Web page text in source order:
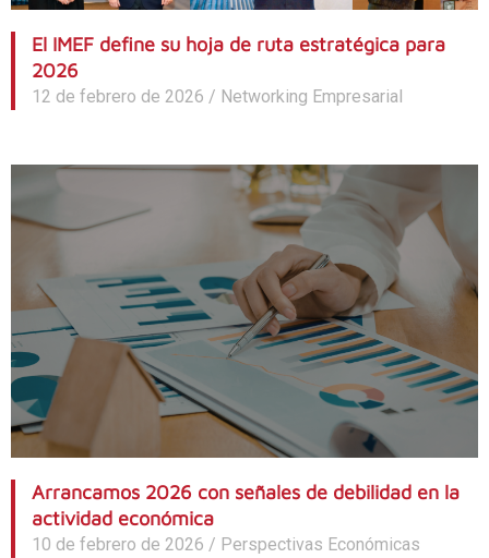
El IMEF define su hoja de ruta estratégica para
2026
12 de febrero de 2026 / Networking Empresarial
Arrancamos 2026 con señales de debilidad en la
actividad económica
10 de febrero de 2026 / Perspectivas Económicas